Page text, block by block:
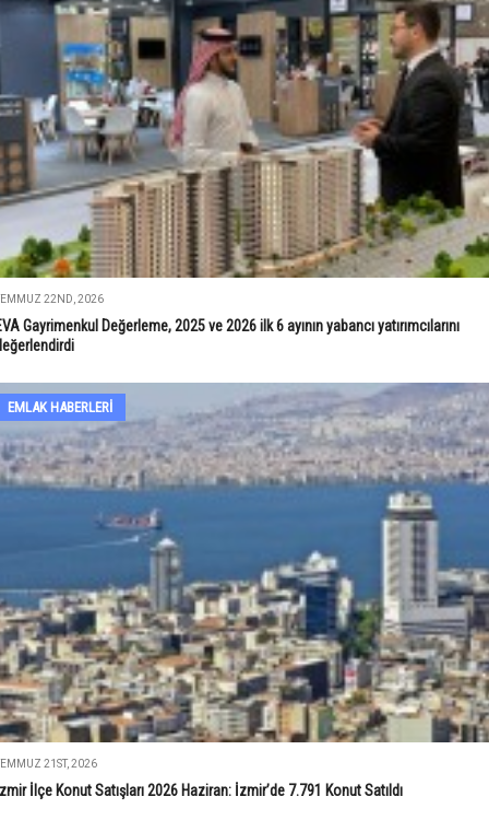
22ND, 2026
Gayrimenkul Değerleme, 2025 ve 2026 ilk 6 ayının yabancı yatırımcılarını
EMLAK HABERLERI
21ST, 2026
İlçe Konut Satışları 2026 Haziran: İzmir’de 7.791 Konut Satıldı